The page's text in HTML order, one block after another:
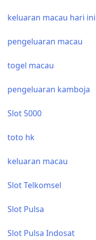
keluaran macau hari ini
pengeluaran macau
togel macau
pengeluaran kamboja
Slot 5000
toto hk
keluaran macau
Slot Telkomsel
Slot Pulsa
Slot Pulsa Indosat